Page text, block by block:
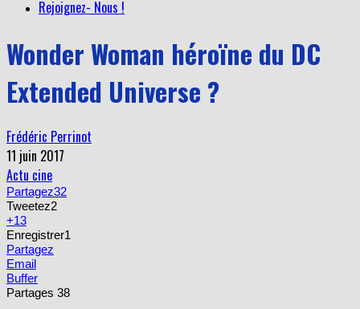
Wonder Woman héroïne du DC
Extended Universe ?
11 juin 2017
Actu cine
Partagez
Tweetez2
+13
Enregistrer
Partagez
Email
Buffer
Partages